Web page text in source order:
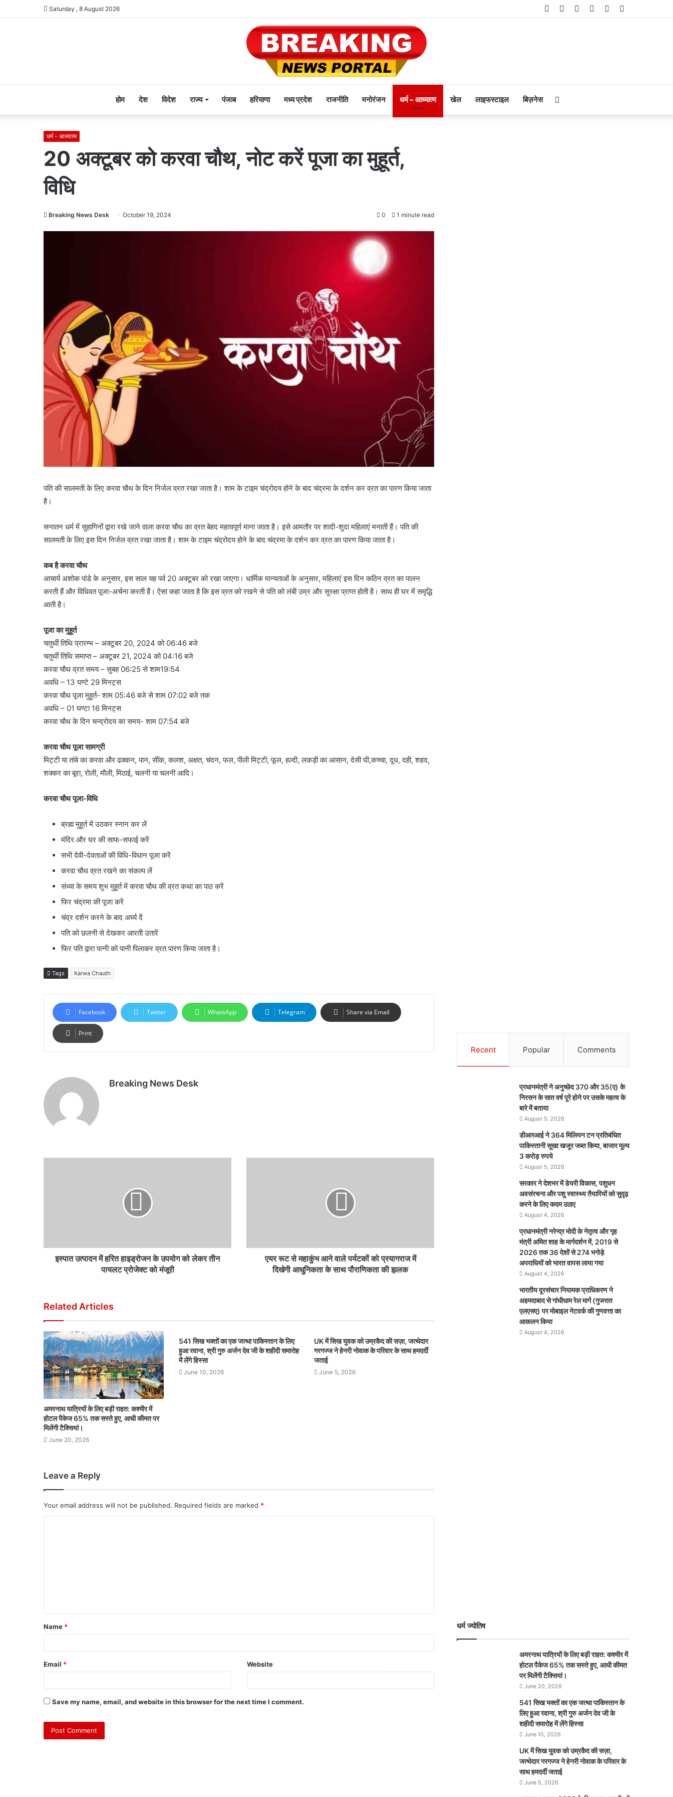
Saturday , 8 August 2026 Telegram
Instagram
YouTube
Twitter
Facebook
होम देश विदेश राज्य पंजाब हरियाणा मध्य प्रदेश राजनीति मनोरंजन धर्म – आध्यात्म खेल लाइफस्टाइल बिज़नेस
धर्म - आध्यात्म
20 अक्टूबर को करवा चौथ, नोट करें पूजा का मुहूर्त,
विधि
Breaking News Desk October 19, 2024 0 1 minute read
पति की सालमती के लिए करवा चौथ के दिन निर्जल व्रत रखा जाता है। शाम के टाइम चंद्रोदय होने के बाद चंद्रमा के दर्शन कर व्रत का पारण किया जाता
है।
सनातन धर्म में सुहागिनों द्वारा रखे जाने वाला करवा चौथ का व्रत बेहद महत्वपूर्ण माना जाता है। इसे आमतौर पर शादी-शुदा महिलाएं मनाती हैं। पति की
सालमती के लिए इस दिन निर्जल व्रत रखा जाता है। शाम के टाइम चंद्रोदय होने के बाद चंद्रमा के दर्शन कर व्रत का पारण किया जाता है।
कब है करवा चौथ
आचार्य अशोक पांडे के अनुसार, इस साल यह पर्व 20 अक्टूबर को रखा जाएगा। धार्मिक मान्यताओं के अनुसार, महिलाएं इस दिन कठिन व्रत का पालन
करती हैं और विधिवत पूजा-अर्चना करती हैं। ऐसा कहा जाता है कि इस व्रत को रखने से पति को लंबी उम्र और सुरक्षा प्राप्त होती है। साथ ही घर में समृद्धि
आती है।
पूजा का मुहूर्त
चतुर्थी तिथि प्रारम्भ – अक्टूबर 20, 2024 को 06:46 बजे
चतुर्थी तिथि समाप्त – अक्टूबर 21, 2024 को 04:16 बजे
करवा चौथ व्रत समय – सुबह 06:25 से शाम19:54
अवधि – 13 घण्टे 29 मिनट्स
करवा चौथ पूजा मुहूर्त- शाम 05:46 बजे से शाम 07:02 बजे तक
अवधि – 01 घण्टा 16 मिनट्स
करवा चौथ के दिन चन्द्रोदय का समय- शाम 07:54 बजे
करवा चौथ पूजा सामग्री
मिट्टी या तांबे का करवा और ढक्कन, पान, सींक, कलश, अक्षत, चंदन, फल, पीली मिट्टी, फूल, हल्दी, लकड़ी का आसान, देसी घी,कच्चा, दूध, दही, शहद,
शक्कर का बूरा, रोली, मौली, मिठाई, चलनी या चलनी आदि।
करवा चौथ पूजा-विधि
ब्रह्म मुहूर्त में उठकर स्नान कर लें
मंदिर और घर की साफ-सफाई करें
सभी देवी-देवताओं की विधि-विधान पूजा करें
करवा चौथ व्रत रखने का संकल्प लें
संध्या के समय शुभ मुहूर्त में करवा चौथ की व्रत कथा का पाठ करें
फिर चंद्रमा की पूजा करें
चंद्र दर्शन करने के बाद अर्घ्य दें
पति को छलनी से देखकर आरती उतारें
फिर पति द्वारा पत्नी को पानी पिलाकर व्रत पारण किया जाता है।
Tags Karwa Chauth
Facebook Twitter WhatsApp Telegram Share via Email
Print
Breaking News Desk
इस्पात उत्पादन में हरित हाइड्रोजन के उपयोग को लेकर तीन
पायलट प्रोजेक्ट को मंजूरी
एयर रूट से महाकुंभ आने वाले पर्यटकों को प्रयागराज में
दिखेगी आधुनिकता के साथ पौराणिकता की झलक
Related Articles
अमरनाथ यात्रियों के लिए बड़ी राहत: कश्मीर में
होटल पैकेज 65% तक सस्ते हुए, आधी कीमत पर
मिलेंगी टैक्सियां।
June 20, 2026
541 सिख भक्तों का एक जत्था पाकिस्तान के लिए
हुआ रवाना, श्री गुरु अर्जन देव जी के शहीदी समारोह
में लेंगे हिस्सा
June 10, 2026
UK में सिख युवक को उम्रकैद की सज़ा, जत्थेदार
गरगज्ज ने हेनरी नोवाक के परिवार के साथ हमदर्दी
जताई
June 5, 2026
Leave a Reply
Your email address will not be published. Required fields are marked *
Name *
Email * Website
Save my name, email, and website in this browser for the next time I comment.
Recent Popular Comments
प्रधानमंत्री ने अनुच्छेद 370 और 35(ए) के
निरसन के सात वर्ष पूरे होने पर उसके महत्व के
बारे में बताया
August 5, 2026
डीआरआई ने 364 मिलियन टन प्रतिबंधित
पाकिस्तानी सूखा खजूर जब्त किया, बाजार मूल्य
3 करोड़ रुपये
August 5, 2026
सरकार ने देशभर में डेयरी विकास, पशुधन
अवसंरचना और पशु स्वास्थ्य तैयारियों को सुदृढ़
करने के लिए कदम उठाए
August 4, 2026
प्रधानमंत्री नरेन्द्र मोदी के नेतृत्व और गृह
मंत्री अमित शाह के मार्गदर्शन में, 2019 से
2026 तक 36 देशों से 274 भगोड़े
अपराधियों को भारत वापस लाया गया
August 4, 2026
भारतीय दूरसंचार नियामक प्राधिकरण ने
अहमदाबाद से गांधीधाम रेल मार्ग (गुजरात
एलएसए) पर मोबाइल नेटवर्क की गुणवत्ता का
आकलन किया
August 4, 2026
धर्म ज्योतिष
अमरनाथ यात्रियों के लिए बड़ी राहत: कश्मीर में
होटल पैकेज 65% तक सस्ते हुए, आधी कीमत
पर मिलेंगी टैक्सियां।
June 20, 2026
541 सिख भक्तों का एक जत्था पाकिस्तान के
लिए हुआ रवाना, श्री गुरु अर्जन देव जी के
शहीदी समारोह में लेंगे हिस्सा
June 10, 2026
UK में सिख युवक को उम्रकैद की सज़ा,
जत्थेदार गरगज्ज ने हेनरी नोवाक के परिवार के
साथ हमदर्दी जताई
June 5, 2026